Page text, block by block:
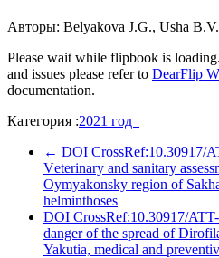
Авторы: Belyakova J.G., Usha B.V.
Please wait while flipbook is
and issues please refer to DearFlip
documentation.
Категория :2021 год
← DOI CrossRef:10.30917/
Vеterinary and sanitary
Oymyakonsky region of
helminthoses
DOI CrossRef:10.30917/
danger of the spread of
Yakutia, medical and